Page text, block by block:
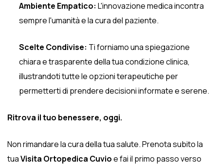
Ambiente Empatico: L'innovazione medica incontra
sempre l'umanità e la cura del paziente.
Scelte Condivise: Ti forniamo una spiegazione
chiara e trasparente della tua condizione clinica,
illustrandoti tutte le opzioni terapeutiche per
permetterti di prendere decisioni informate e serene.
Ritrova il tuo benessere, oggi.
Non rimandare la cura della tua salute. Prenota subito la
tuaVisita Ortopedica Cuvioe fai il primo passo verso